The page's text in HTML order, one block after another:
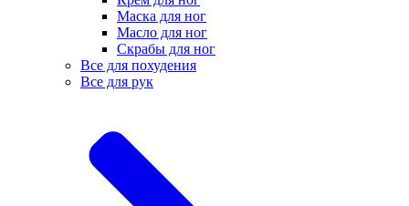
Маска для ног
Масло для ног
Скрабы для ног
Все для похудения
Все для рук